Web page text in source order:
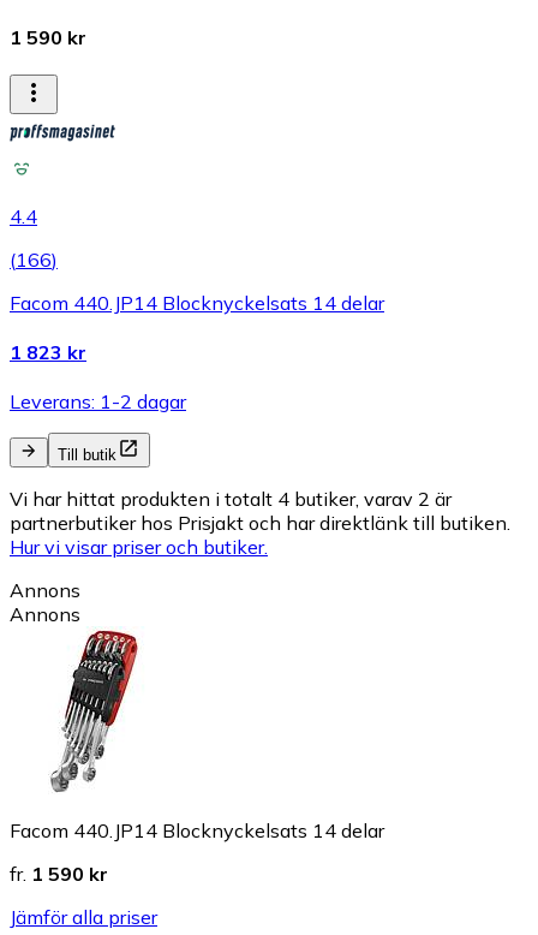
1 590 kr
4.4
(166)
Facom 440.JP14 Blocknyckelsats 14 delar
1 823 kr
Leverans: 1-2 dagar
Till butik
Vi har hittat produkten i totalt 4 butiker, varav 2 är
partnerbutiker hos Prisjakt och har direktlänk till butiken.
Hur vi visar priser och butiker.
Annons
Annons
Facom 440.JP14 Blocknyckelsats 14 delar
fr. 1 590 kr
Jämför alla priser